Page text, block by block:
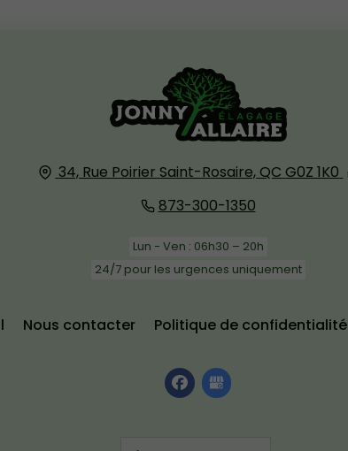
34, Rue Poirier Saint-Rosaire, QC G0Z 1K0
873-300-1350
Lun - Ven : 06h30 – 20h
24/7 pour les urgences uniquement
Nous contacter Politique de confidentialité